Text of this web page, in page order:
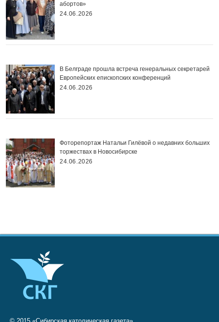
абортов»
24.06.2026
В Белграде прошла встреча генеральных секретарей
Европейских епископских конференций
24.06.2026
Фоторепортаж Натальи Гилёвой о недавних больших
торжествах в Новосибирске
24.06.2026